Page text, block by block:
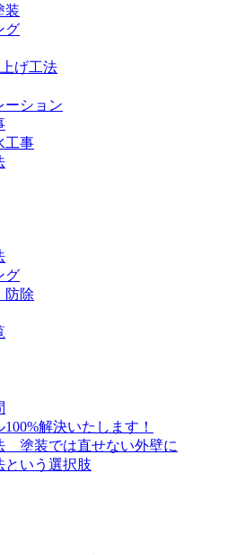
装
グ
げ工法
ーション
工事
グ
防除
解決いたします！
塗装では直せない外壁に
という選択肢